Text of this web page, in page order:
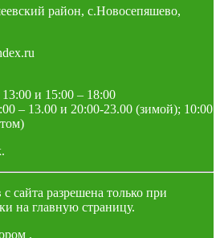
район, с.Новосепяшево,
и 15:00 – 18:00
– 13.00 и 20:00-23.00 (зимой); 10:00
сайта разрешена только при
на главную страницу.
.